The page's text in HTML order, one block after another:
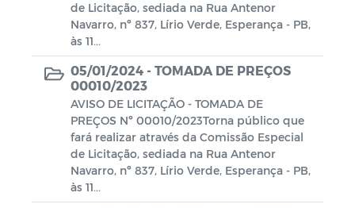
de Licitação, sediada na Rua Antenor
Navarro, nº 837, Lírio Verde, Esperança - PB,
às 11...
05/01/2024 - TOMADA DE PREÇOS
00010/2023
AVISO DE LICITAÇÃO - TOMADA DE
PREÇOS Nº 00010/2023Torna público que
fará realizar através da Comissão Especial
de Licitação, sediada na Rua Antenor
Navarro, nº 837, Lírio Verde, Esperança - PB,
às 11...